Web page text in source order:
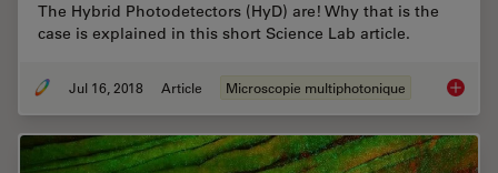
The Hybrid Photodetectors (HyD) are! Why that is the
case is explained in this short Science Lab article.
Jul 16, 2018 Article Microscopie multiphotonique Which